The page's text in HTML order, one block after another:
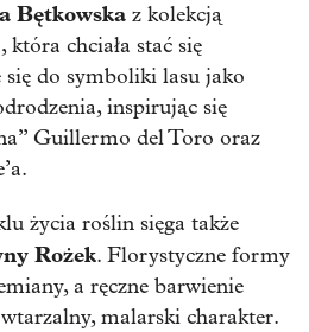
Bętkowska z kolekcją
chciała stać się
się do symboliki lasu jako
inspirując się
Guillermo del Toro oraz
życia roślin sięga także
Rożek. Florystyczne formy
a ręczne barwienie
malarski charakter.